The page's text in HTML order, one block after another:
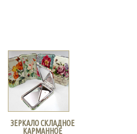
ЗЕРКАЛО СКЛАДНОЕ
КАРМАННОЕ